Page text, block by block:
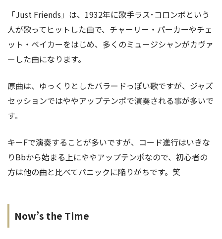
「Just Friends」は、1932年に歌手ラス･コロンボという
人が歌ってヒットした曲で、チャーリー・パーカーやチェ
ット・ベイカーをはじめ、多くのミュージシャンがカヴァ
ーした曲になります。
原曲は、ゆっくりとしたバラードっぽい歌ですが、ジャズ
セッションではややアップテンポで演奏される事が多いで
す。
キーFで演奏することが多いですが、コード進行はいきな
りBbから始まる上にややアップテンポなので、初心者の
方は他の曲と比べてパニックに陥りがちです。笑
Now’s the Time